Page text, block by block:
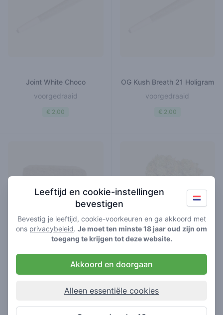
Joint White Choco
voorgedraaid
€ 2,00
OG Kush Breath 21 Holigram
voorgedraaid
€ 2,00
Fritter Licker Dry Shift by
Canadelaar COG Sky Walker
Leeftijd en cookie-instellingen
bevestigen
Bevestig je leeftijd, cookie-voorkeuren en ga akkoord met
ons privacybeleid. Je moet ten minste 18 jaar oud zijn om
toegang te krijgen tot deze website.
Akkoord en doorgaan
Alleen essentiële cookies